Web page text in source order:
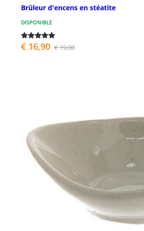
Brûleur d'encens en stéatite
DISPONIBLE
€ 16,90 € 19,00